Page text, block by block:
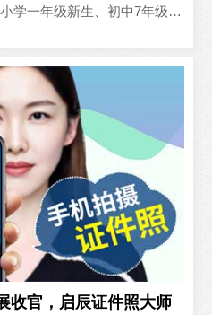
学一年级新生、初中7年级、
收官，启辰证件照大师